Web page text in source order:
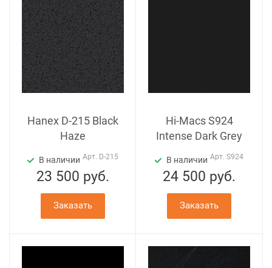
Hanex D-215 Black
Haze
В наличии Арт. D-215
23 500 руб.
Заказать
Hi-Macs S924
Intense Dark Grey
В наличии Арт. S924
24 500 руб.
Заказать